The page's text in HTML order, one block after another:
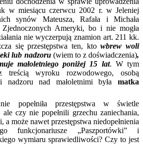
w miesiącu czerwcu 2002 r. w Jeleniej
synów Mateusza, Rafała i Michała
Ameryki, bo i nie mogła
nie wyczerpują znamion art. 211 kk.
się przestępstwa ten, ktowbrew woli
lub nadzoru(wiem to z doświadczenia),
małoletniego poniżej 15 lat. W tym
treścią wyroku rozwodowego, osobą
nad małoletnimi była matka
popełniła przestępstwa w świetle
czy nie popełnili grzechu zaniechania,
a może nawet przestępstwa niedopełnienia
funkcjonariusze „Paszportówki” i
wymiaru sprawiedliwości? Czy to jest